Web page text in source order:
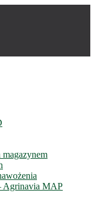
Agrinavia MAP